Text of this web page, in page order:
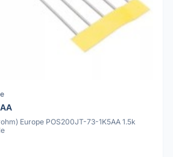
Europe POS200JT-73-1K5AA 1.5k